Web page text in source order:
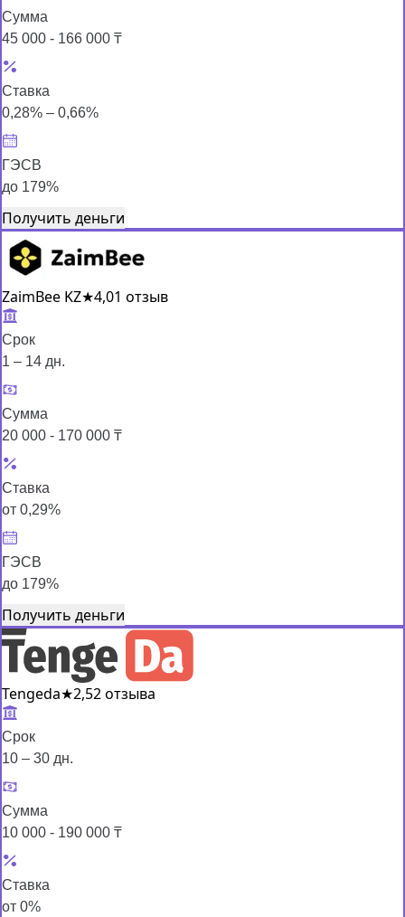
Сумма
45 000 - 166 000 ₸
Ставка
0,28% – 0,66%
ГЭСВ
до 179%
Получить деньги
ZaimBee KZ★4,01 отзыв
Срок
1 – 14 дн.
Сумма
20 000 - 170 000 ₸
Ставка
от 0,29%
ГЭСВ
до 179%
Получить деньги
Tengeda★2,52 отзыва
Срок
10 – 30 дн.
Сумма
10 000 - 190 000 ₸
Ставка
от 0%